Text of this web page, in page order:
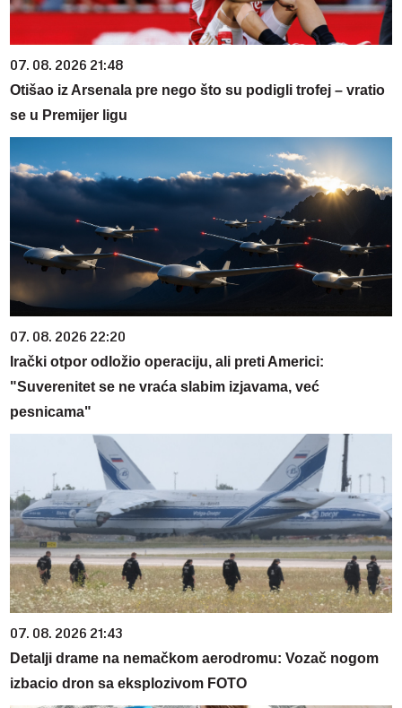
07. 08. 2026 21:48
Otišao iz Arsenala pre nego što su podigli trofej – vratio
se u Premijer ligu
07. 08. 2026 22:20
Irački otpor odložio operaciju, ali preti Americi:
"Suverenitet se ne vraća slabim izjavama, već
pesnicama"
07. 08. 2026 21:43
Detalji drame na nemačkom aerodromu: Vozač nogom
izbacio dron sa eksplozivom FOTO